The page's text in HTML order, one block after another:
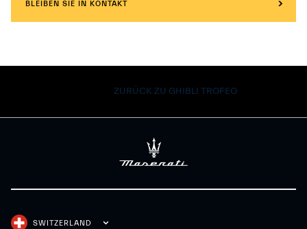
BLEIBEN SIE IN KONTAKT
ZURÜCK ZU GHIBLI TROFEO
SWITZERLAND